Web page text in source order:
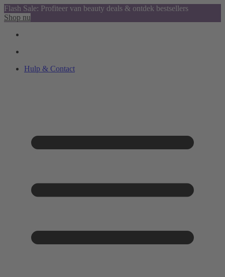
Flash Sale: Profiteer van beauty deals & ontdek bestsellers
Shop nu
Hulp & Contact